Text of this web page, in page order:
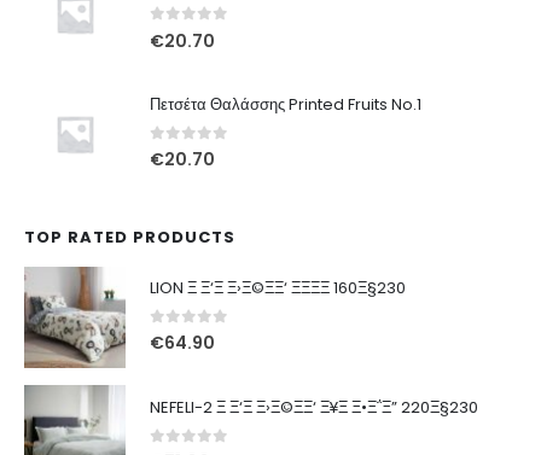
0out of 5
€20.70
Πετσέτα Θαλάσσης Printed Fruits No.1
0out of 5
€20.70
TOP RATED PRODUCTS
LION Ξ Ξ‘Ξ Ξ›Ξ©ΞΞ‘ ΞΞΞΞ 160Ξ§230
0out of 5
€64.90
NEFELI-2 Ξ Ξ‘Ξ Ξ›Ξ©ΞΞ‘ Ξ¥Ξ Ξ•Ξ΅Ξ” 220Ξ§230